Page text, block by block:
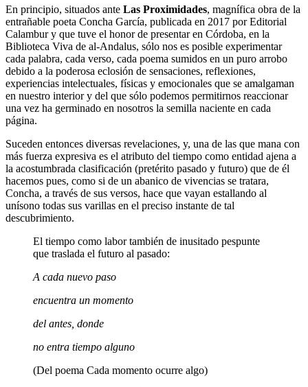
En principio, situados ante Las Proximidades, magnífica obra de la
entrañable poeta Concha García, publicada en 2017 por Editorial
Calambur y que tuve el honor de presentar en Córdoba, en la
Biblioteca Viva de al-Andalus, sólo nos es posible experimentar
cada palabra, cada verso, cada poema sumidos en un puro arrobo
debido a la poderosa eclosión de sensaciones, reflexiones,
experiencias intelectuales, físicas y emocionales que se amalgaman
en nuestro interior y del que sólo podemos permitirnos reaccionar
una vez ha germinado en nosotros la semilla naciente en cada
página.
Suceden entonces diversas revelaciones, y, una de las que mana con
más fuerza expresiva es el atributo del tiempo como entidad ajena a
la acostumbrada clasificación (pretérito pasado y futuro) que de él
hacemos pues, como si de un abanico de vivencias se tratara,
Concha, a través de sus versos, hace que vayan estallando al
unísono todas sus varillas en el preciso instante de tal
descubrimiento.
El tiempo como labor también de inusitado pespunte
que traslada el futuro al pasado:
A cada nuevo paso
encuentra un momento
del antes, donde
no entra tiempo alguno
(Del poema Cada momento ocurre algo)